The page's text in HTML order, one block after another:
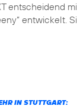
entscheidend
entwickelt.
IN STUTTGART: